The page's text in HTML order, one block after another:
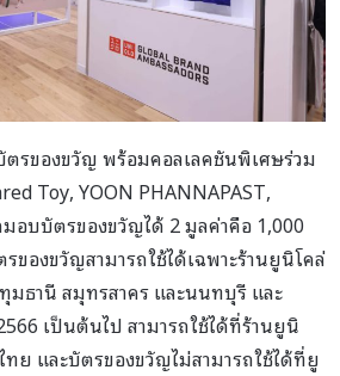
ตรของขวัญ พร้อมคอลเลคชันพิเศษร่วม
Toy, YOON PHANNAPAST,
มอบบัตรของขวัญได้ 2 มูลค่าคือ 1,000
ของขวัญสามารถใช้ได้เฉพาะร้านยูนิโคล่
มธานี สมุทรสาคร และนนทบุรี และ
เป็นต้นไป สามารถใช้ได้ที่ร้านยูนิ
ทย และบัตรของขวัญไม่สามารถใช้ได้ที่ยู